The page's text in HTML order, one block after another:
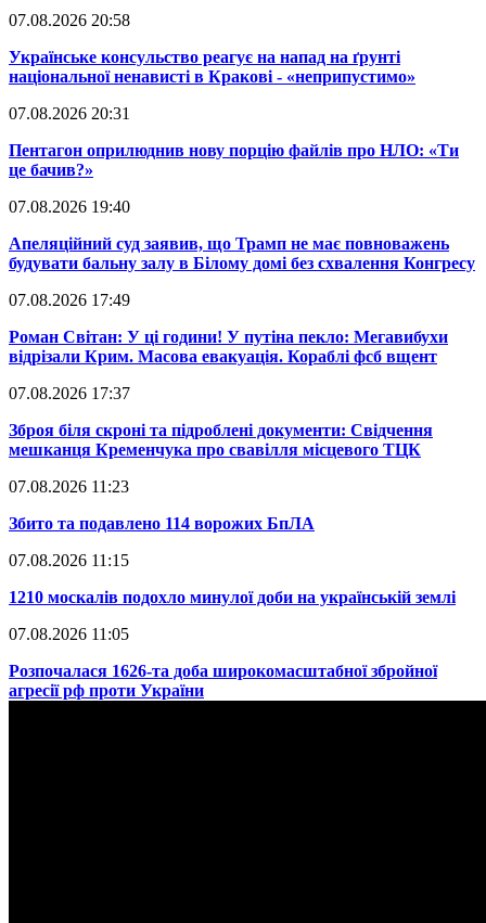
07.08.2026 20:58
​Українське консульство реагує на напад на ґрунті
національної ненависті в Кракові - «неприпустимо»
07.08.2026 20:31
​Пентагон оприлюднив нову порцію файлів про НЛО: «Ти
це бачив?»
07.08.2026 19:40
​Апеляційний суд заявив, що Трамп не має повноважень
будувати бальну залу в Білому домі без схвалення Конгресу
07.08.2026 17:49
​Роман Світан: У ці години! У путіна пекло: Мегавибухи
відрізали Крим. Масова евакуація. Кораблі фсб вщент
07.08.2026 17:37
​Зброя біля скроні та підроблені документи: Свідчення
мешканця Кременчука про свавілля місцевого ТЦК
07.08.2026 11:23
​Збито та подавлено 114 ворожих БпЛА
07.08.2026 11:15
​1210 москалів подохло минулої доби на українській землі
07.08.2026 11:05
​Розпочалася 1626-та доба широкомасштабної збройної
агресії рф проти України